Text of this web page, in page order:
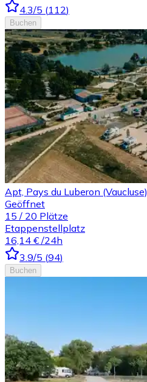
4.3/5 (112)
Buchen
Apt, Pays du Luberon (Vaucluse)
Geöffnet
15 / 20 Plätze
Etappenstellplatz
16,14 € /24h
3.9/5 (94)
Buchen